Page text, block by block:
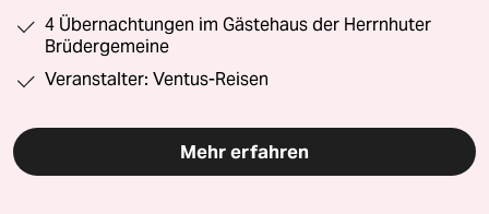
4 Übernachtungen im Gästehaus der Herrnhuter
Brüdergemeine
Veranstalter: Ventus-Reisen
Mehr erfahren